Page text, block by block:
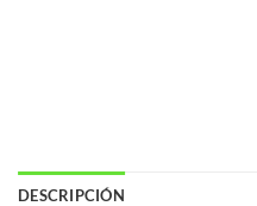
DESCRIPCIÓN